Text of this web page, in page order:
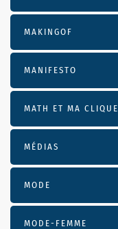
MAKINGOF
MANIFESTO
MATH ET MA CLIQUE
MÉDIAS
MODE
MODE-FEMME